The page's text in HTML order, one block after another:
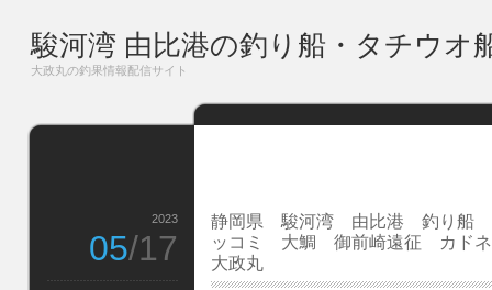
駿河湾 由比港の釣り船・タチウオ
大政丸の釣果情報配信サイト
静岡県 駿河湾 由比港 釣り船
ッコミ 大鯛 御前崎遠征 カ
大政丸
2023
05/17